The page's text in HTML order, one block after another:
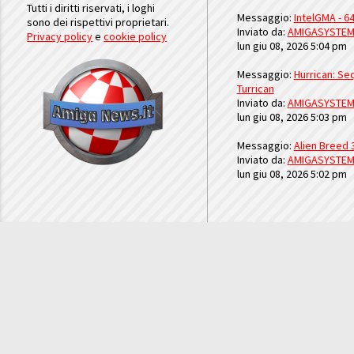
Tutti i diritti riservati, i loghi
sono dei rispettivi proprietari.
Privacy policyecookie policy
Messaggio: IntelGMA -
Inviato da: AMIGASYSTEM
lun giu 08, 2026 5:04 pm
Messaggio: Hurrican:
Turrican
Inviato da: AMIGASYSTEM
lun giu 08, 2026 5:03 pm
Messaggio: Alien Breed
Inviato da: AMIGASYSTEM
lun giu 08, 2026 5:02 pm